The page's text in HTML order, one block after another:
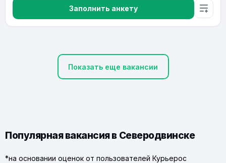
Заполнить анкету
Показать еще вакансии
Популярная вакансия в Северодвинске
*на основании оценок от пользователей Курьерос